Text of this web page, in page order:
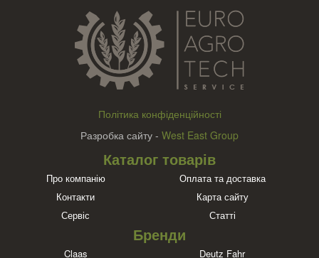
Політика конфіденційності
Разробка сайту - West East Group
Каталог товарів
Про компанію
Оплата та доставка
Контакти
Карта сайту
Сервіс
Статті
Бренди
Claas Deutz Fahr